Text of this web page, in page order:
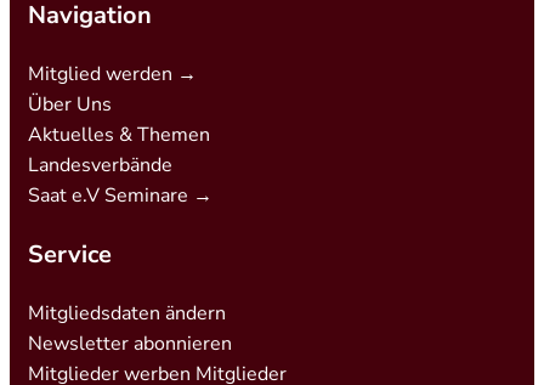
Navigation
Mitglied werden →
Über Uns
Aktuelles & Themen
Landesverbände
Saat e.V Seminare →
Service
Mitgliedsdaten ändern
Newsletter abonnieren
Mitglieder werben Mitglieder